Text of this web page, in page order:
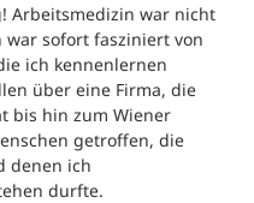
Arbeitsmedizin war nicht
war sofort fasziniert von
ich kennenlernen
über eine Firma, die
bis hin zum Wiener
getroffen, die
denen ich
durfte.